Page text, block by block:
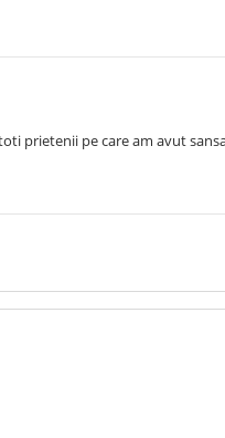
prietenii pe care am avut